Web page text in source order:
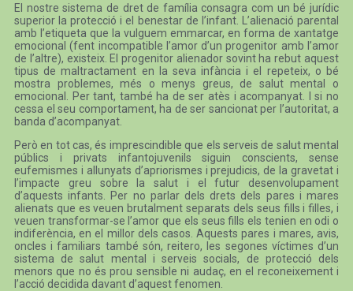
El nostre sistema de dret de família consagra com un bé jurídic
superior la protecció i el benestar de l’infant. L’alienació parental
amb l’etiqueta que la vulguem emmarcar, en forma de xantatge
emocional (fent incompatible l’amor d’un progenitor amb l’amor
de l’altre), existeix. El progenitor alienador sovint ha rebut aquest
tipus de maltractament en la seva infància i el repeteix, o bé
mostra problemes, més o menys greus, de salut mental o
emocional. Per tant, també ha de ser atès i acompanyat. I si no
cessa el seu comportament, ha de ser sancionat per l’autoritat, a
banda d’acompanyat.
Però en tot cas, és imprescindible que els serveis de salut mental
públics i privats infantojuvenils siguin conscients, sense
eufemismes i allunyats d’apriorismes i prejudicis, de la gravetat i
l’impacte greu sobre la salut i el futur desenvolupament
d’aquests infants. Per no parlar dels drets dels pares i mares
alienats que es veuen brutalment separats dels seus fills i filles, i
veuen transformar-se l’amor que els seus fills els tenien en odi o
indiferència, en el millor dels casos. Aquests pares i mares, avis,
oncles i familiars també són, reitero, les segones víctimes d’un
sistema de salut mental i serveis socials, de protecció dels
menors que no és prou sensible ni audaç, en el reconeixement i
l’acció decidida davant d’aquest fenomen.